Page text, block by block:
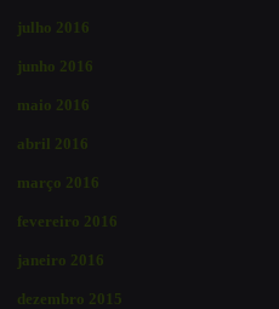
julho 2016
junho 2016
maio 2016
abril 2016
março 2016
fevereiro 2016
janeiro 2016
dezembro 2015